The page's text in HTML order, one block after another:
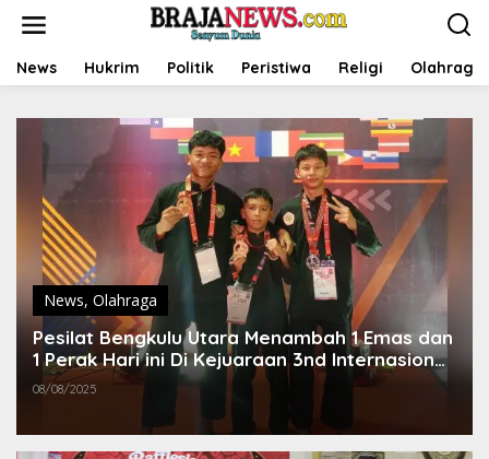
t
News Hukrim Politik Peristiwa Religi Olahraga
News, Olahraga
Pesilat Bengkulu Utara Menambah 1 Emas dan
1 Perak Hari ini Di Kejuaraan 3nd Internasional
Silat Champions
08/08/2025